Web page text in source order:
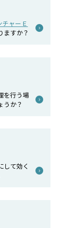
チャーＥ
ますか？
を行う場
うか？
して効く